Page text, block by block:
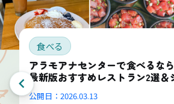
食べる
アラモアナセンターで食べるな
最新版おすすめレストラン2選＆
公開日： 2026.03.13